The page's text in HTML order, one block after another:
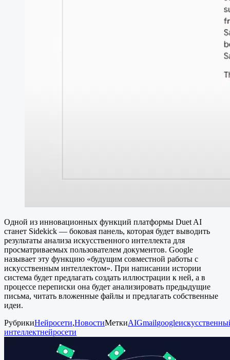
Одной из инновационных функций платформы Duet AI
станет Sidekick — боковая панель, которая будет выводить
результаты анализа искусственного интеллекта для
просматриваемых пользователем документов. Google
называет эту функцию «будущим совместной работы с
искусственным интеллектом». При написании истории
система будет предлагать создать иллюстрации к ней, а в
процессе переписки она будет анализировать предыдущие
письма, читать вложенные файлы и предлагать собственные
идеи.
РубрикиНейросети,НовостиМеткиAIGmailgoogle
интеллектнейросети